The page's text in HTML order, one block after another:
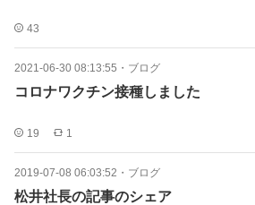
43
2021-06-30 08:13:55 ・ ブログ
コロナワクチン接種しました
19 1
2019-07-08 06:03:52 ・ ブログ
松井社長の記事のシェア